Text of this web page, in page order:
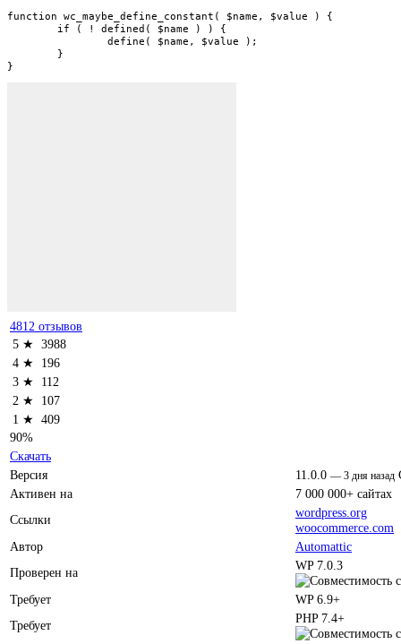
function wc_maybe_define_constant( $name, $value ) {
}
4812 отзывов
5 ★ 3988
4 ★
196
3 ★
112
2 ★
107
1 ★ 409
90%
Скачать
Версия
11.0.0 — 3 дня назад
Активен на
7 000 000+ сайтах
Ссылки
wordpress.org
woocommerce.com
Автор
Automattic
Проверен на
WP 7.0.3
Требует
WP 6.9+
Требует
PHP 7.4+